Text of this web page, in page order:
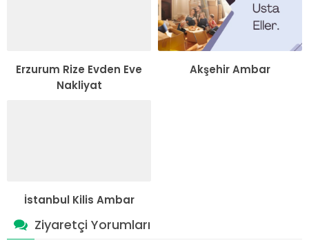
Erzurum Rize Evden Eve
Nakliyat
Akşehir Ambar
İstanbul Kilis Ambar
Ziyaretçi Yorumları